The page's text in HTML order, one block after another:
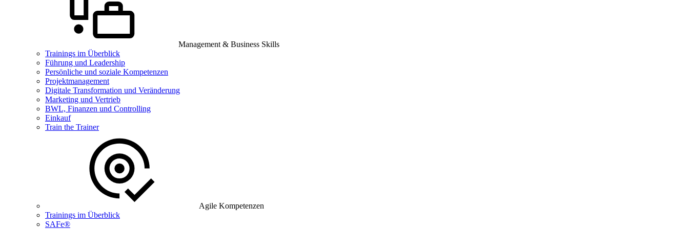
Management & Business Skills
Trainings im Überblick
Führung und Leadership
Persönliche und soziale Kompetenzen
Projektmanagement
Digitale Transformation und Veränderung
Marketing und Vertrieb
BWL, Finanzen und Controlling
Einkauf
Train the Trainer
Agile Kompetenzen
Trainings im Überblick
SAFe®